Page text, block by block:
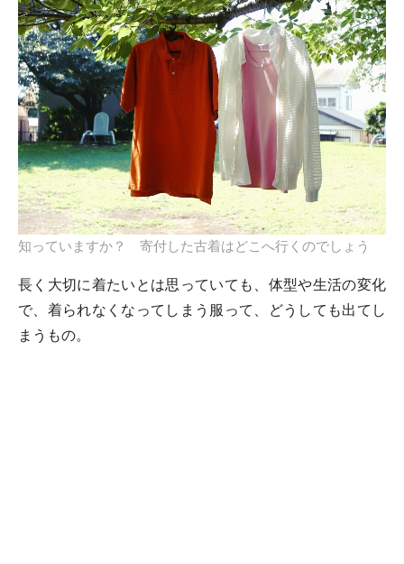
知っていますか？ 寄付した古着はどこへ行くのでしょう
長く大切に着たいとは思っていても、体型や生活の変化
で、着られなくなってしまう服って、どうしても出てし
まうもの。